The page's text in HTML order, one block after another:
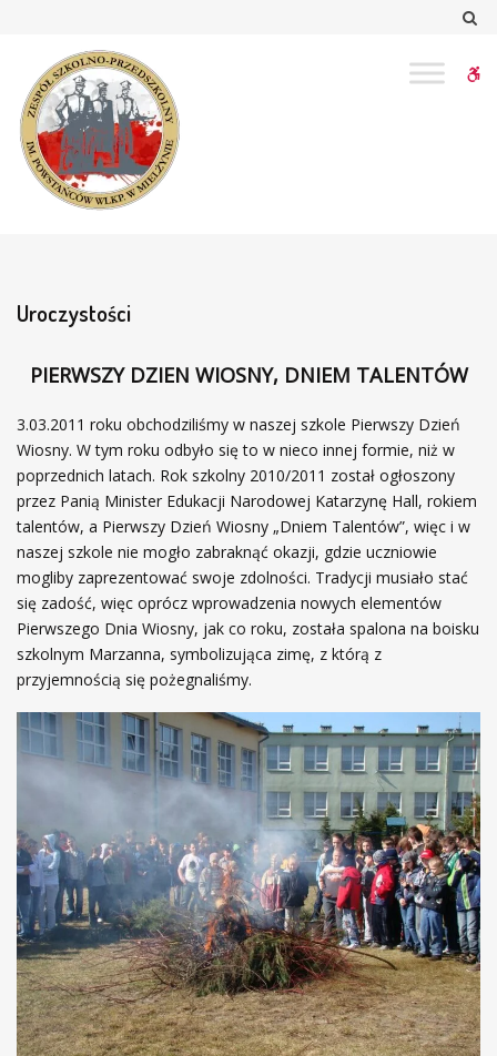
Uroczystości
PIERWSZY DZIEN WIOSNY, DNIEM TALENTÓW
3.03.2011 roku obchodziliśmy w naszej szkole Pierwszy Dzień
Wiosny. W tym roku odbyło się to w nieco innej formie, niż w
poprzednich latach. Rok szkolny 2010/2011 został ogłoszony
przez Panią Minister Edukacji Narodowej Katarzynę Hall, rokiem
talentów, a Pierwszy Dzień Wiosny „Dniem Talentów”, więc i w
naszej szkole nie mogło zabraknąć okazji, gdzie uczniowie
mogliby zaprezentować swoje zdolności. Tradycji musiało stać
się zadość, więc oprócz wprowadzenia nowych elementów
Pierwszego Dnia Wiosny, jak co roku, została spalona na boisku
szkolnym Marzanna, symbolizująca zimę, z którą z
przyjemnością się pożegnaliśmy.